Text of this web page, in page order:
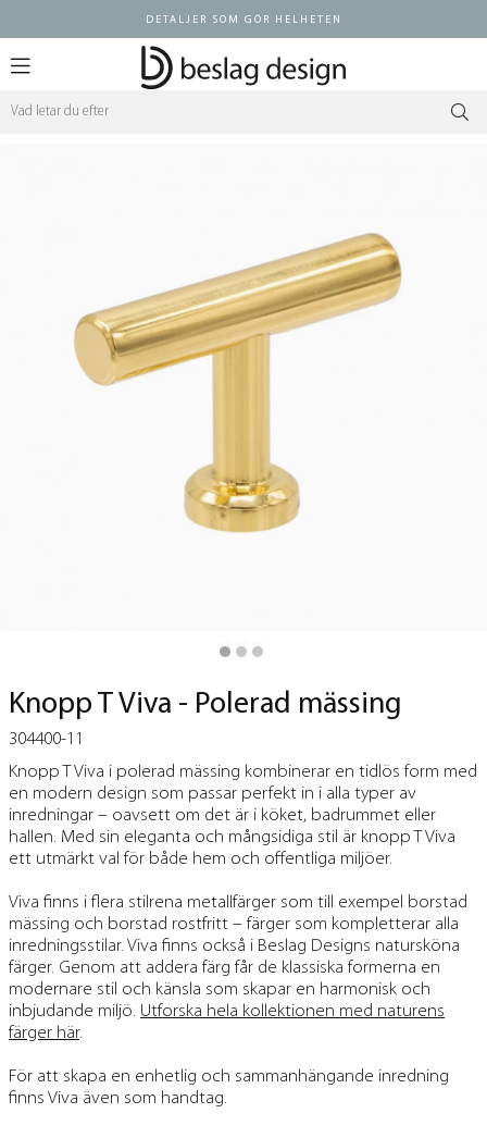
DETALJER SOM GÖR HELHETEN
Knopp T Viva - Polerad mässing
304400-11
Knopp T Viva i polerad mässing kombinerar en tidlös form med
en modern design som passar perfekt in i alla typer av
inredningar – oavsett om det är i köket, badrummet eller
hallen. Med sin eleganta och mångsidiga stil är knopp T Viva
ett utmärkt val för både hem och offentliga miljöer.
Viva finns i flera stilrena metallfärger som till exempel borstad
mässing och borstad rostfritt – färger som kompletterar alla
inredningsstilar. Viva finns också i Beslag Designs natursköna
färger. Genom att addera färg får de klassiska formerna en
modernare stil och känsla som skapar en harmonisk och
inbjudande miljö. Utforska hela kollektionen med naturens
färger här.
För att skapa en enhetlig och sammanhängande inredning
finns Viva även som handtag.